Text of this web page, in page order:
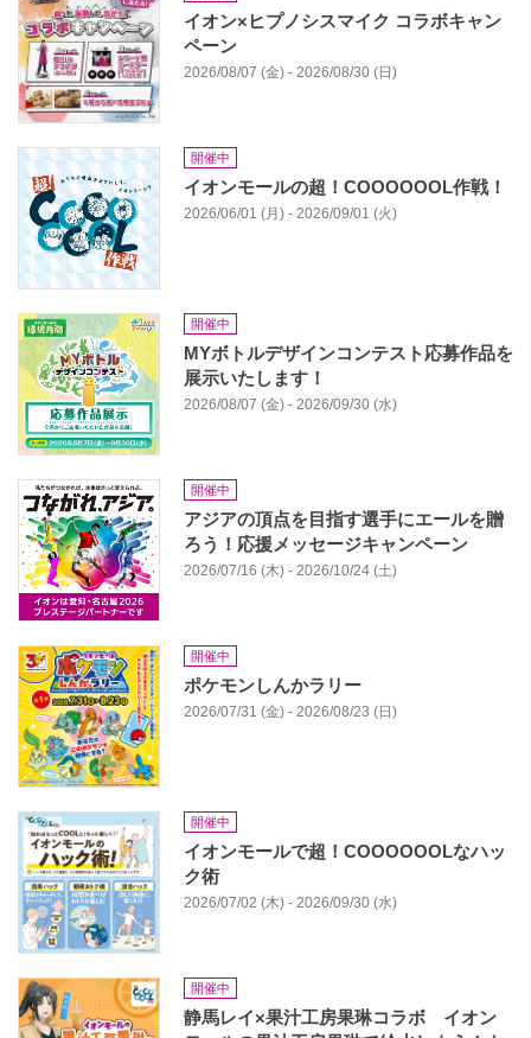
イオン×ヒプノシスマイク コラボキャン
ペーン
2026/08/07 (金) - 2026/08/30 (日)
開催中
イオンモールの超！COOOOOOL作戦！
2026/06/01 (月) - 2026/09/01 (火)
開催中
MYボトルデザインコンテスト応募作品を
展⽰いたします！
2026/08/07 (金) - 2026/09/30 (水)
開催中
アジアの頂点を目指す選手にエールを贈
ろう！応援メッセージキャンペーン
2026/07/16 (木) - 2026/10/24 (土)
開催中
ポケモンしんかラリー
2026/07/31 (金) - 2026/08/23 (日)
開催中
イオンモールで超！COOOOOOLなハッ
ク術
2026/07/02 (木) - 2026/09/30 (水)
開催中
静馬レイ×果汁工房果琳コラボ イオン